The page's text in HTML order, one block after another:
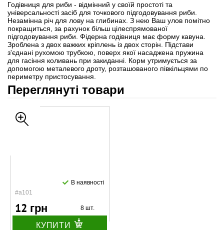
Годівниця для риби - відмінний у своїй простоті та
універсальності засіб для точкового підгодовування риби.
Незамінна річ для лову на глибинах. З нею Ваш улов помітно
покращиться, за рахунок більш цілеспрямованої
підгодовування риби. Фідерна годівниця має форму кавуна.
Зроблена з двох важких кріплень із двох сторін. Підстави
з'єднані рухомою трубкою, поверх якої насаджена пружина
для гасіння коливань при закиданні. Корм утримується за
допомогою металевого дроту, розташованого півкільцями по
периметру пристосування.
Переглянуті товари
#а101
В наявності
12 грн 8 шт.
КУПИТИ